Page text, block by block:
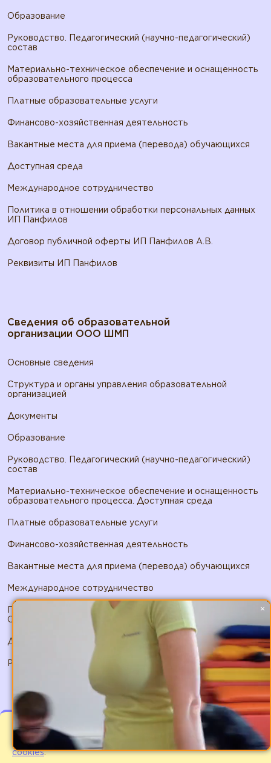
Образование
Руководство. Педагогический (научно-педагогический)
состав
Материально-техническое обеспечение и оснащенность
образовательного процесса
Платные образовательные услуги
Финансово-хозяйственная деятельность
Вакантные места для приема (перевода) обучающихся
Доступная среда
Международное сотрудничество
Политика в отношении обработки персональных данных
ИП Панфилов
Договор публичной оферты ИП Панфилов А.В.
Реквизиты ИП Панфилов
Сведения об образовательной
организации ООО ШМП
Основные сведения
Структура и органы управления образовательной
организацией
Документы
Образование
Руководство. Педагогический (научно-педагогический)
состав
Материально-техническое обеспечение и оснащенность
образовательного процесса. Доступная среда
Платные образовательные услуги
Финансово-хозяйственная деятельность
Вакантные места для приема (перевода) обучающихся
Международное сотрудничество
Политика в отношении обработки персональных данных
ООО ШМП
Договор публичной оферты ООО ШМП
Реквизиты ООО ШМП
2026 © ИП Панфилов А.В.. Все права защищены
×
Мы используем файлы cookies для улучшения
работы сайта. Оставаясь на нашем сайте Вы
соглашаетесь с
условиями использования файлов
cookies.